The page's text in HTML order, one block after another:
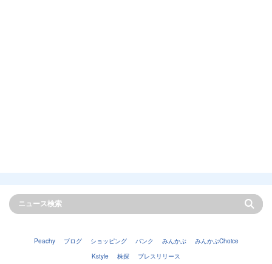
Peachy ブログ ショッピング バンク みんかぶ
みんかぶChoice
Kstyle
株探 プレスリリース